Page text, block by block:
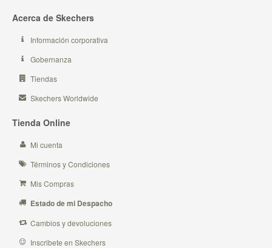
Acerca de Skechers
Información corporativa
Gobernanza
Tiendas
Skechers Worldwide
Tienda Online
Mi cuenta
Términos y Condiciones
Mis Compras
Estado de mi Despacho
Cambios y devoluciones
Inscribete en Skechers